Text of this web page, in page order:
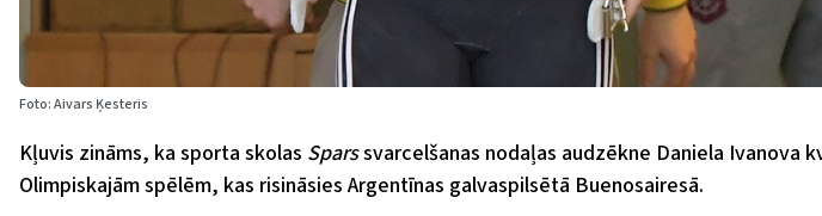
Foto: Aivars Ķesteris
Kļuvis zināms, ka sporta skolas Sparssvarcelšanas nodaļas audzēkne Daniela Ivanova
Olimpiskajām spēlēm, kas risināsies Argentīnas galvaspilsētā Buenosairesā.